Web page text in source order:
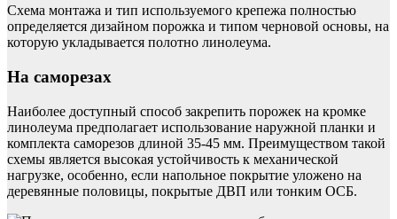
Схема монтажа и тип используемого крепежа полностью
определяется дизайном порожка и типом черновой основы, на
которую укладывается полотно линолеума.
На саморезах
Наиболее доступный способ закрепить порожек на кромке
линолеума предполагает использование наружной планки и
комплекта саморезов длиной 35-45 мм. Преимуществом такой
схемы является высокая устойчивость к механической
нагрузке, особенно, если напольное покрытие уложено на
деревянные половицы, покрытые ДВП или тонким ОСБ.